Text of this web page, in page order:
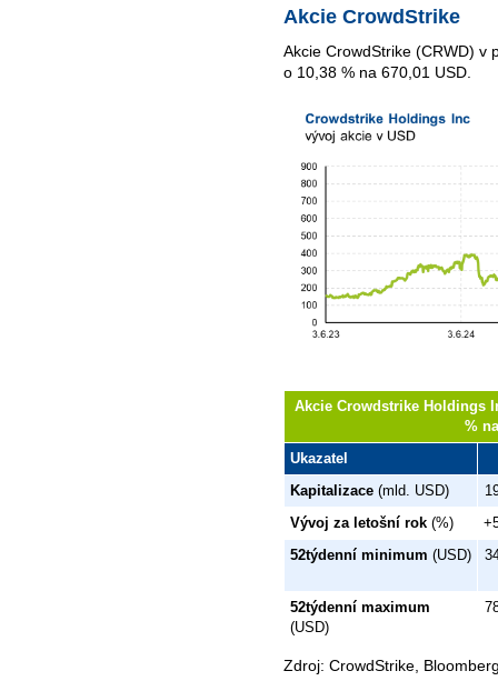
Akcie CrowdStrike
Akcie CrowdStrike (CRWD) v
o 10,38 % na 670,01 USD.
Akcie Crowdstrike Holdings
%
Ukazatel
Kapitalizace (mld. USD)
Vývoj za letošní rok (%)
52týdenní minimum (USD)
52týdenní maximum
(USD)
Zdroj: CrowdStrike,